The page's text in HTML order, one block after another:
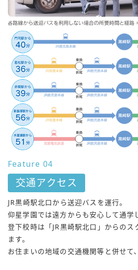
Feature 04
交通アクセス
JR黒崎駅北口から送迎バスを運行。
仰星学園では遠方からも安心して通学
登下校時は「JR黒崎駅北口」からのス
ます。
お住まいの地域の交通機関等と併せて